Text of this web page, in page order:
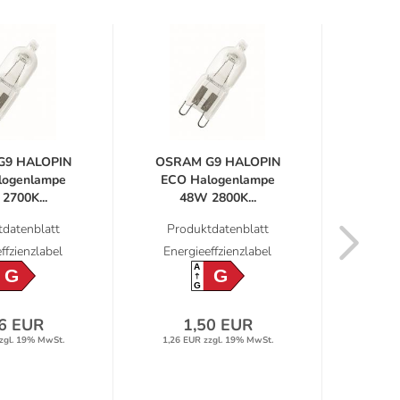
HALOPIN
EUR
19% MwSt.
OSRAM G9 HALOPIN
ECO Halogenlampe
48W 2800K...
Produktdatenblatt
Energieeffzienzlabel
A
GG
1,50 EUR
1,26 EUR zzgl. 19% MwSt.